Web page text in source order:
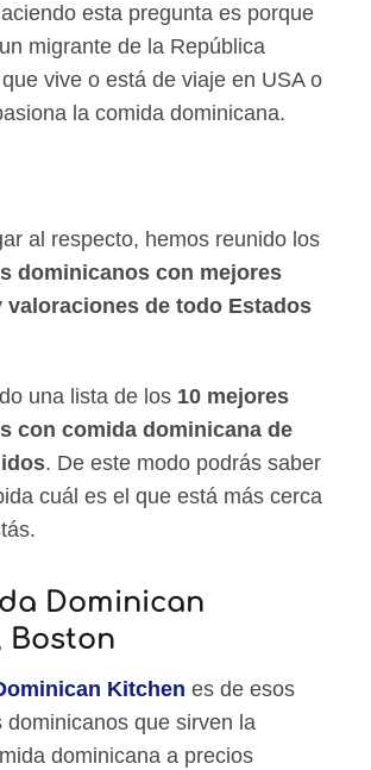
esta pregunta es porque
migrante de la República
vive o está de viaje en USA o
la comida dominicana.
al respecto, hemos reunido los
dominicanos con mejores
valoraciones de todo Estados
una lista de los 10 mejores
con comida dominicana de
. De este modo podrás saber
cuál es el que está más cerca
Dominican
Boston
Kitchen es de esos
dominicanos que sirven la
dominicana a precios